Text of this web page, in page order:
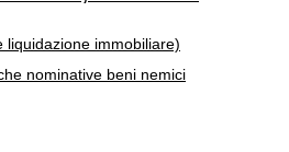
liquidazione immobiliare)
nominative beni nemici